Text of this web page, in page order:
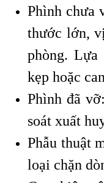
Phình chưa
thước lớn,
phòng. Lựa
kẹp hoặc
Phình đã
soát xuất
Phẫu thuật
loại chặn